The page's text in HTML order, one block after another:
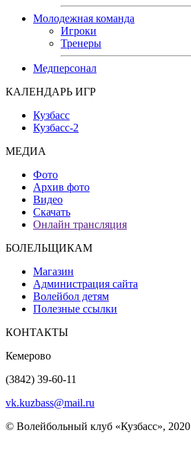
Молодежная команда
Игроки
Тренеры
Медперсонал
КАЛЕНДАРЬ ИГР
Кузбасс
Кузбасс-2
МЕДИА
Фото
Архив фото
Видео
Скачать
Онлайн трансляция
БОЛЕЛЬЩИКАМ
Магазин
Администрация сайта
Волейбол детям
Полезные ссылки
КОНТАКТЫ
Кемерово
(3842) 39-60-11
vk.kuzbass@mail.ru
© Волейбольный клуб «Кузбасс», 2020